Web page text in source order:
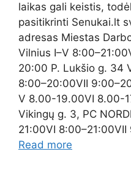
laikas gali keistis,
pasitikrinti Senukai.lt
adresas Miestas
Vilnius I–V
20:00 P. Lukšio g. 34
8:00–20:00VII
V 8.00-19.00VI 8.00-
Vikingų g. 3, PC
21:00VI
Read more